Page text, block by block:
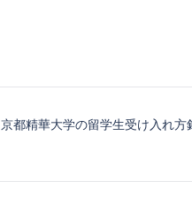
京都精華大学の留学生受け入れ方